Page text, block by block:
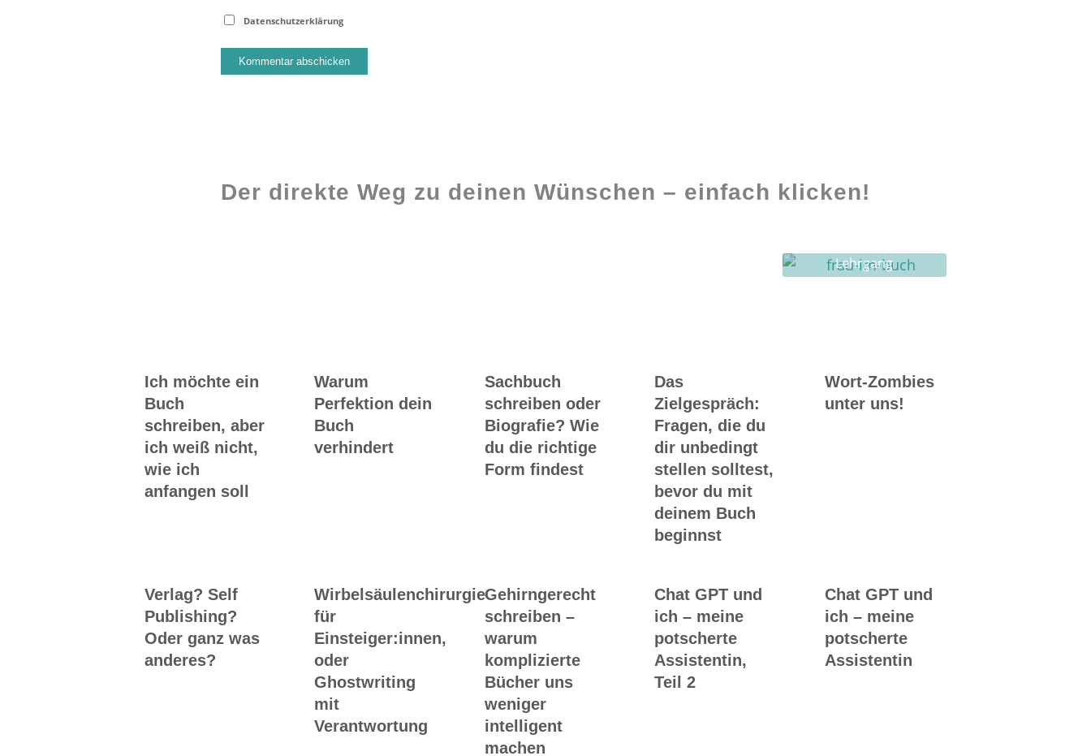
Datenschutzerklärung
Der direkte Weg zu deinen Wünschen – einfach klicken!
Lehrgang
Ghostwriting
Ich möchte ein
Buch
schreiben, aber
ich weiß nicht,
wie ich
anfangen soll
Warum
Perfektion dein
Buch
verhindert
Sachbuch
schreiben oder
Biografie? Wie
du die richtige
Form findest
Das
Zielgespräch:
Fragen, die du
dir unbedingt
stellen solltest,
bevor du mit
deinem Buch
beginnst
Wort-Zombies
unter uns!
Verlag? Self
Publishing?
Oder ganz was
anderes?
Wirbelsäulenchirurgie
für
Einsteiger:innen,
oder
Ghostwriting
mit
Verantwortung
Gehirngerecht
schreiben –
warum
komplizierte
Bücher uns
weniger
intelligent
machen
Chat GPT und
ich – meine
potscherte
Assistentin,
Teil 2
Chat GPT und
ich – meine
potscherte
Assistentin